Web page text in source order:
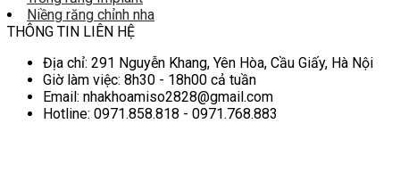
Niềng răng chỉnh nha
THÔNG TIN LIÊN HỆ
Địa chỉ: 291 Nguyễn Khang, Yên Hòa, Cầu Giấy, Hà Nội
Giờ làm việc: 8h30 - 18h00 cả tuần
Email: nhakhoamiso2828@gmail.com
Hotline: 0971.858.818 - 0971.768.883